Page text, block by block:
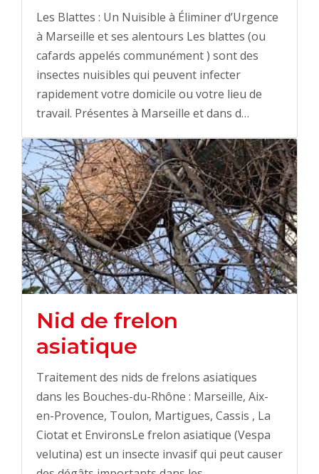
Les Blattes : Un Nuisible à Éliminer d’Urgence
à Marseille et ses alentours Les blattes (ou
cafards appelés communément ) sont des
insectes nuisibles qui peuvent infecter
rapidement votre domicile ou votre lieu de
travail. Présentes à Marseille et dans d…
Nid de frelon
asiatique
Traitement des nids de frelons asiatiques
dans les Bouches-du-Rhône : Marseille, Aix-
en-Provence, Toulon, Martigues, Cassis , La
Ciotat et EnvironsLe frelon asiatique (Vespa
velutina) est un insecte invasif qui peut causer